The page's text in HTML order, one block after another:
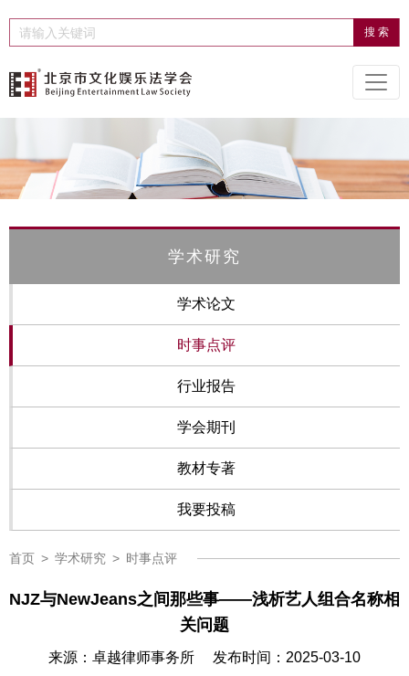
学术研究
学术论文
时事点评
行业报告
学会期刊
教材专著
我要投稿
首页 > 学术研究 > 时事点评